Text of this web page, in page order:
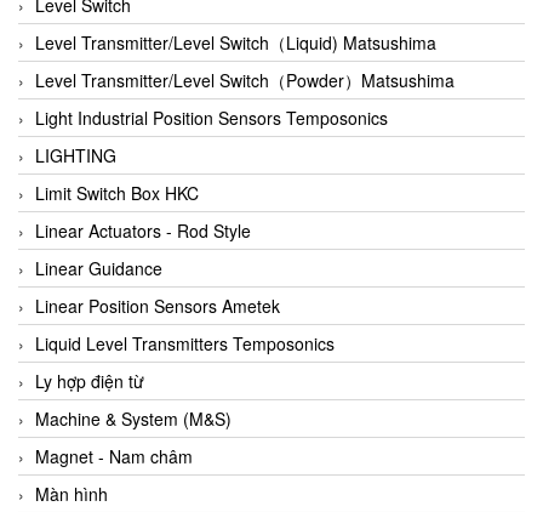
Autec
Auto Flow
Automatic valve
Aventics
Avproglobal
Axiomtek
AZBIL
B&C Electronics
B&R
Babcok wilcox
Baelz Automatic Vietnam
Bahr Modultechnik Vietnam
Balluff
Level Transmitter/Level Switch（Liquid) Matsushima
Level Transmitter/Level Switch（Powder）Matsushima
Light Industrial Position Sensors Temposonics
LIGHTING
Limit Switch Box HKC
Linear Actuators - Rod Style
Linear Guidance
Linear Position Sensors Ametek
Liquid Level Transmitters Temposonics
Ly hợp điện từ
Machine & System (M&S)
Magnet - Nam châm
Màn hình